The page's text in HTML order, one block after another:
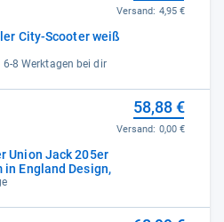
City-Scooter weiß
8 Werktagen bei dir
Versand: 4,95 €
Union Jack 205er
in England Design,
58,88 €
Versand: 0,00 €